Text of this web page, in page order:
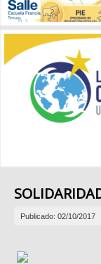
Publicado: 02/10/2017